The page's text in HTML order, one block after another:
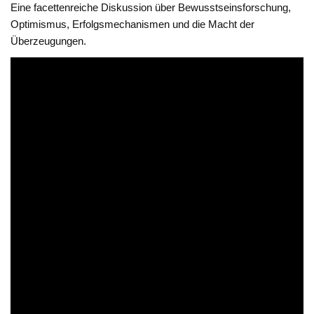
Eine facettenreiche Diskussion über Bewusstseinsforschung,
Optimismus, Erfolgsmechanismen und die Macht der
Überzeugungen.